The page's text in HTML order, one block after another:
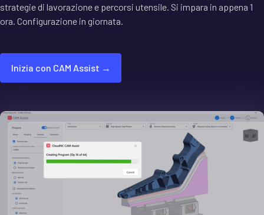
strategie di lavorazione e percorsi utensile. Si impara in appena 1
ora. Configurazione in giornata.
Inizia con CAM Assist →